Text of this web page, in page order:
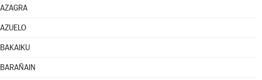
AZAGRA
AZUELO
BAKAIKU
BARAÑAIN